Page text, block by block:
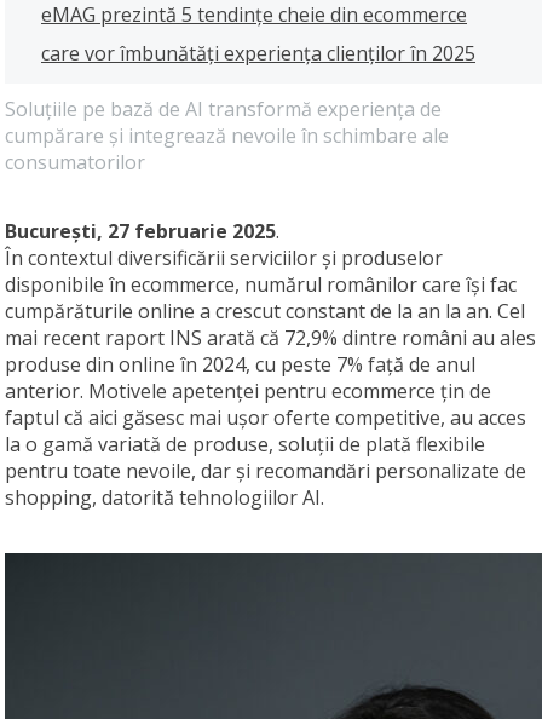
eMAG prezintă 5 tendințe cheie din ecommerce
care vor îmbunătăți experiența clienților în 2025
Soluțiile pe bază de AI transformă experiența de
cumpărare și integrează nevoile în schimbare ale
consumatorilor
București, 27 februarie 2025.
În contextul diversificării serviciilor și produselor
disponibile în ecommerce, numărul românilor care își fac
cumpărăturile online a crescut constant de la an la an. Cel
mai recent raport INS arată că 72,9% dintre români au ales
produse din online în 2024, cu peste 7% față de anul
anterior. Motivele apetenței pentru ecommerce țin de
faptul că aici găsesc mai ușor oferte competitive, au acces
la o gamă variată de produse, soluții de plată flexibile
pentru toate nevoile, dar și recomandări personalizate de
shopping, datorită tehnologiilor AI.